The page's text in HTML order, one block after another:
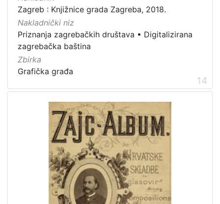
Zagreb : Knjižnice grada Zagreba, 2018.
Nakladnički niz
Priznanja zagrebačkih društava • Digitalizirana
zagrebačka baština
Zbirka
Grafička građa
14